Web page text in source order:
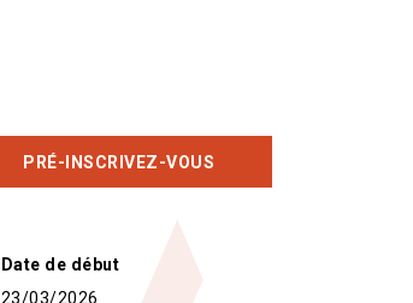
PRÉ-INSCRIVEZ-VOUS
Date de début
23/03/2026